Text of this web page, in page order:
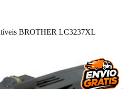
BROTHER LC3237XL